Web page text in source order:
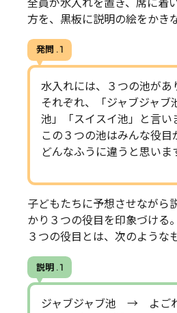
全員が水入れを置き、席に着
方を、黒板に説明の絵をかき
発問 . 1
水入れには、３つの池があ
それぞれ、「ジャブジャブ
池」「スイスイ池」と言い
この３つの池はみんな役目
どんなふうに違うと思いま
子どもたちに予想させながら
かり３つの役目を印象づける。
３つの役目とは、次のような
説明 . 1
ジャブジャブ池 → よご